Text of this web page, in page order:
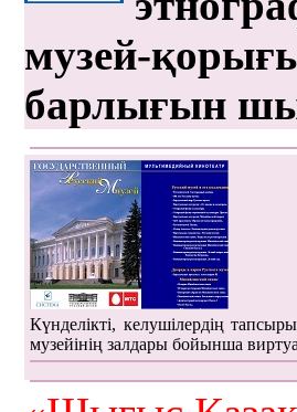
музей-
барлығын
Күнделікті, келушілердің
музейінің залдары бойынша